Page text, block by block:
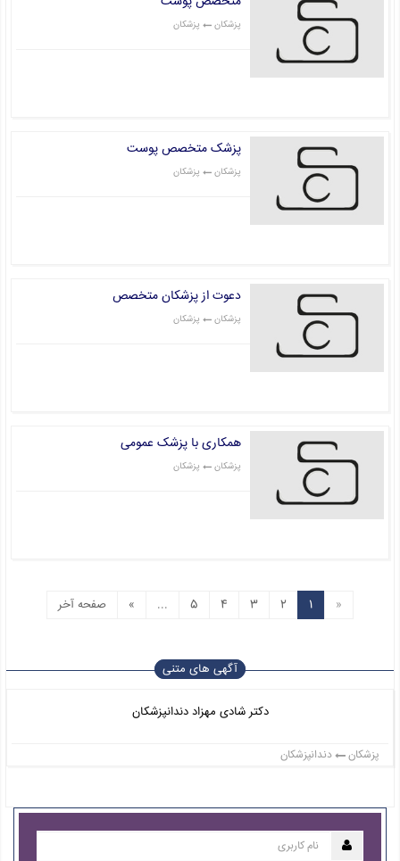
پزشکان پزشکان
پزشک متخصص پوست
پزشکان پزشکان
دعوت از پزشکان متخصص
پزشکان پزشکان
همکاری با پزشک عمومی
پزشکان پزشکان
«
1
2
3
4
5
...
» صفحه آخر
آگهی های متنی
دکتر شادی مهزاد دندانپزشکان
پزشکان دندانپزشکان